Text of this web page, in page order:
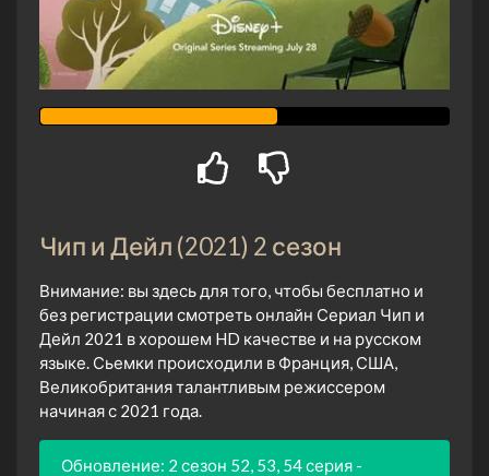
Чип и Дейл (2021) 2 сезон
Внимание: вы здесь для того, чтобы бесплатно и
без регистрации смотреть онлайн Сериал Чип и
Дейл 2021 в хорошем HD качестве и на русском
языке. Сьемки происходили в Франция, США,
Великобритания талантливым режиссером
начиная с 2021 года.
Обновление: 2 сезон 52, 53, 54 серия -